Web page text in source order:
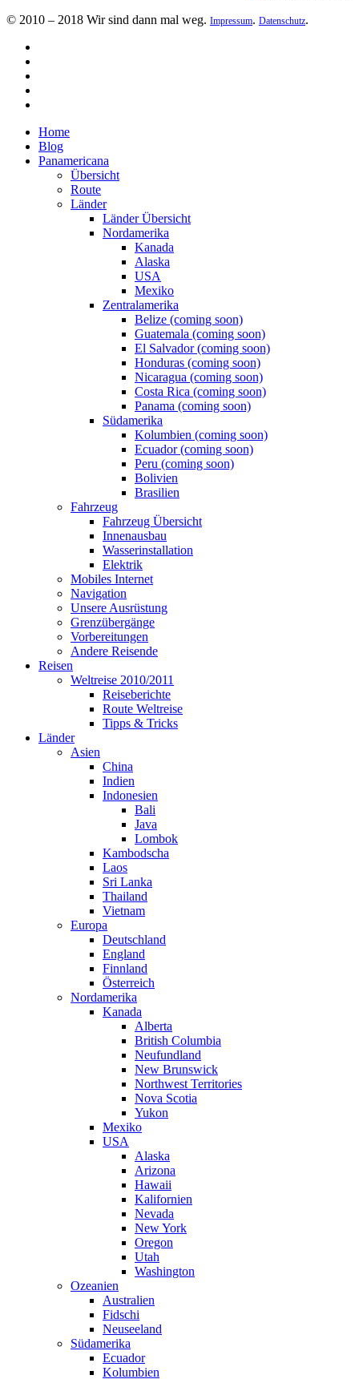
© 2010 – 2018 Wir sind dann mal weg. Impressum. Datenschutz.
Home
Blog
Panamericana
Übersicht
Route
Länder
Länder Übersicht
Nordamerika
Kanada
Alaska
USA
Mexiko
Zentralamerika
Belize (coming soon)
Guatemala (coming soon)
El Salvador (coming soon)
Honduras (coming soon)
Nicaragua (coming soon)
Costa Rica (coming soon)
Panama (coming soon)
Südamerika
Kolumbien (coming soon)
Ecuador (coming soon)
Peru (coming soon)
Bolivien
Brasilien
Fahrzeug
Fahrzeug Übersicht
Innenausbau
Wasserinstallation
Elektrik
Mobiles Internet
Navigation
Unsere Ausrüstung
Grenzübergänge
Vorbereitungen
Andere Reisende
Reisen
Weltreise 2010/2011
Reiseberichte
Route Weltreise
Tipps & Tricks
Länder
Asien
China
Indien
Indonesien
Bali
Java
Lombok
Kambodscha
Laos
Sri Lanka
Thailand
Vietnam
Europa
Deutschland
England
Finnland
Österreich
Nordamerika
Kanada
Alberta
British Columbia
Neufundland
New Brunswick
Northwest Territories
Nova Scotia
Yukon
Mexiko
USA
Alaska
Arizona
Hawaii
Kalifornien
Nevada
New York
Oregon
Utah
Washington
Ozeanien
Australien
Fidschi
Neuseeland
Südamerika
Ecuador
Kolumbien